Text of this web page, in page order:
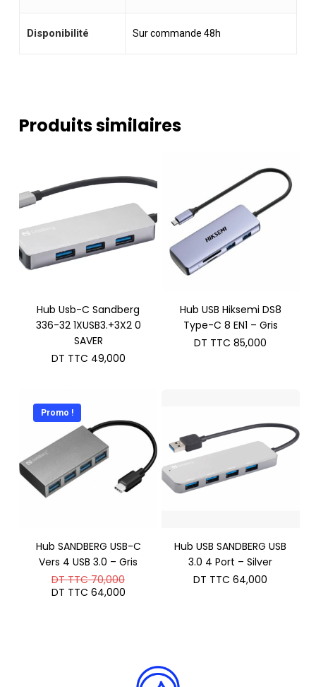
Disponibilité Sur commande 48h
Produits similaires
Hub Usb-C Sandberg
336-32 1XUSB3.+3X2 0
SAVER
DT TTC 49,000
Hub USB Hiksemi DS8
Type-C 8 EN1 – Gris
DT TTC 85,000
Promo !
Hub SANDBERG USB-C
Vers 4 USB 3.0 – Gris
DT TTC70,000Le
prix
DT TTC 64,000Le
Hub USB SANDBERG USB
3.0 4 Port – Silver
DT TTC 64,000